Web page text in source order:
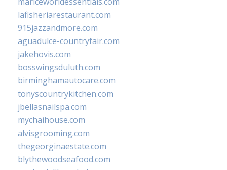
lafisheriarestaurant.com
915jazzandmore.com
aguadulce-countryfair.com
jakehovis.com
bosswingsduluth.com
birminghamautocare.com
tonyscountrykitchen.com
jbellasnailspa.com
mychaihouse.com
alvisgrooming.com
thegeorginaestate.com
blythewoodseafood.com